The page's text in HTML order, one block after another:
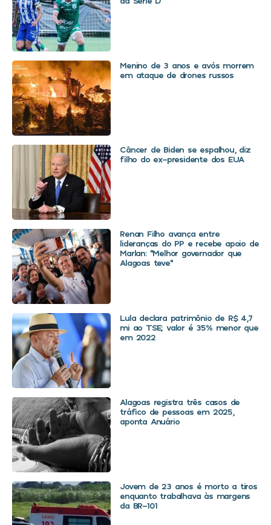
Menino de 3 anos e avós morrem
em ataque de drones russos
Câncer de Biden se espalhou, diz
filho do ex-presidente dos EUA
Renan Filho avança entre
lideranças do PP e recebe apoio de
Marlan: “Melhor governador que
Alagoas teve”
Lula declara patrimônio de R$ 4,7
mi ao TSE; valor é 35% menor que
em 2022
Alagoas registra três casos de
tráfico de pessoas em 2025,
aponta Anuário
Jovem de 23 anos é morto a tiros
enquanto trabalhava às margens
da BR-101